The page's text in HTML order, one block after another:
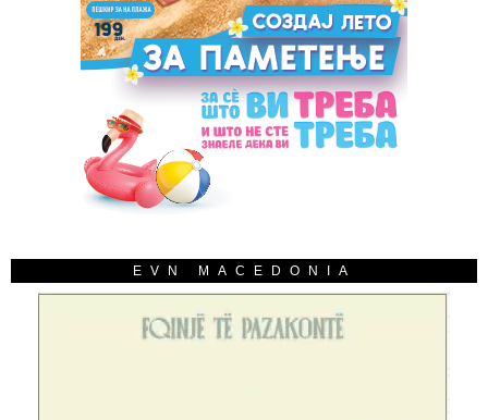
EVN MACEDONIA